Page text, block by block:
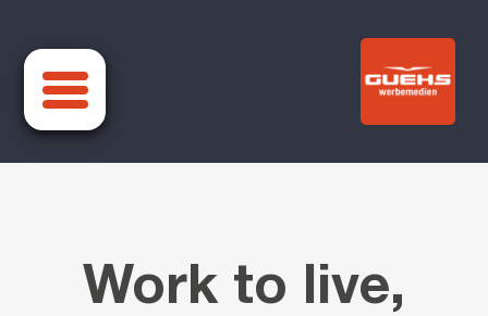
Inhalt
springen
Work to live,